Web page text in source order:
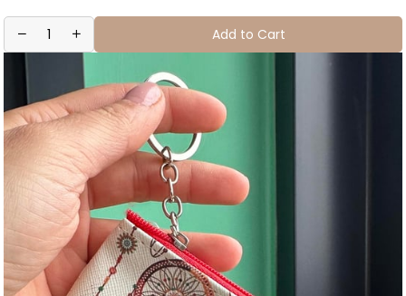
Add to Cart